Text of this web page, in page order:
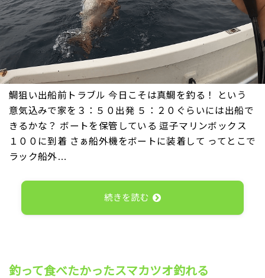
鯛狙い出船前トラブル 今日こそは真鯛を釣る！ という
意気込みで家を３：５０出発 ５：２０ぐらいには出船で
きるかな？ ボートを保管している 逗子マリンボックス
１００に到着 さぁ船外機をボートに装着して ってとこで
ラック船外…
続きを読む
釣って食べたかったスマカツオ釣れる